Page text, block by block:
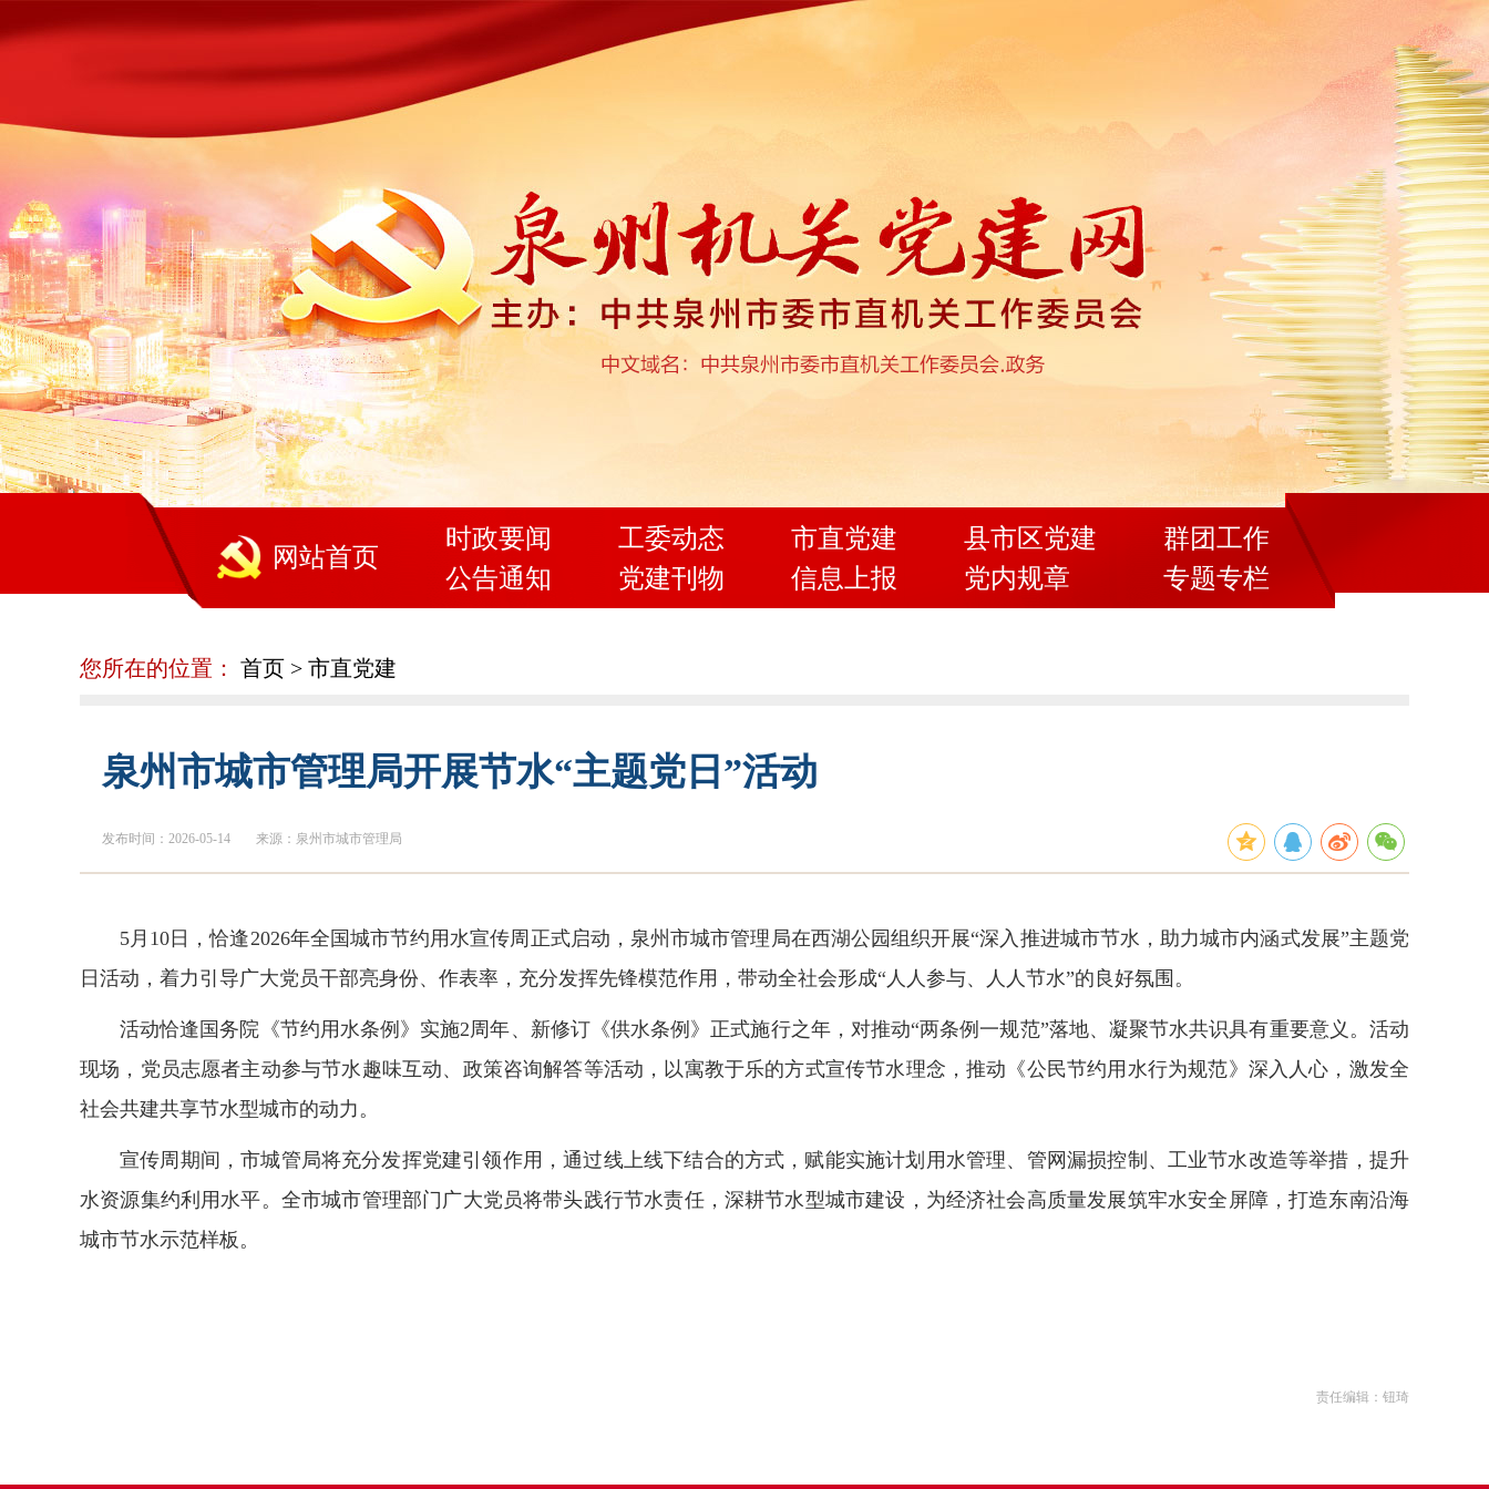
网站首页
时政要闻
公告通知
工委动态
党建刊物
市直党建
信息上报
县市区党建
党内规章
群团工作
专题专栏
您所在的位置： 首页 > 市直党建
泉州市城市管理局开展节水“主题党日”活动
发布时间：2026-05-14 来源：泉州市城市管理局
5月10日，恰逢2026年全国城市节约用水宣传周正式启动，泉州市城市管理局在西湖公园组织开展“深入推进城市节水，助力城市内涵式发展”主题党
日活动，着力引导广大党员干部亮身份、作表率，充分发挥先锋模范作用，带动全社会形成“人人参与、人人节水”的良好氛围。
活动恰逢国务院《节约用水条例》实施2周年、新修订《供水条例》正式施行之年，对推动“两条例一规范”落地、凝聚节水共识具有重要意义。活动
现场，党员志愿者主动参与节水趣味互动、政策咨询解答等活动，以寓教于乐的方式宣传节水理念，推动《公民节约用水行为规范》深入人心，激发全
社会共建共享节水型城市的动力。
宣传周期间，市城管局将充分发挥党建引领作用，通过线上线下结合的方式，赋能实施计划用水管理、管网漏损控制、工业节水改造等举措，提升
水资源集约利用水平。全市城市管理部门广大党员将带头践行节水责任，深耕节水型城市建设，为经济社会高质量发展筑牢水安全屏障，打造东南沿海
城市节水示范样板。
责任编辑：钮琦